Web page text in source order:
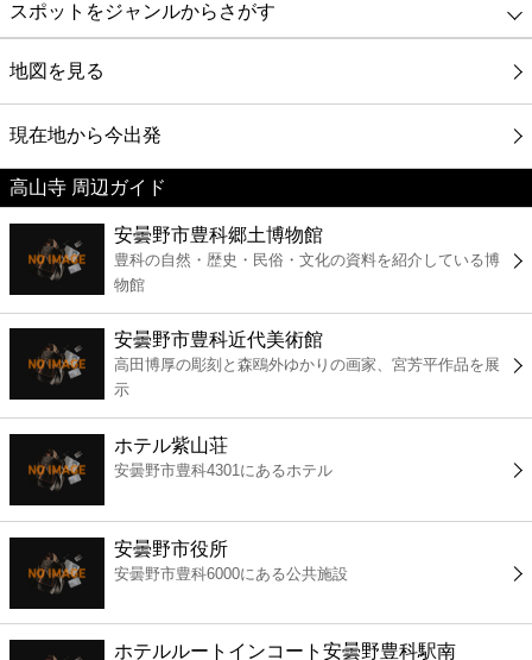
スポットをジャンルからさがす
グルメ
映画
美容
コンビニ
薬局
エンタメ
レジャー
書店
ファミレス
地図を見る
現在地から今出発
高山寺 周辺ガイド
安曇野市豊科郷土博物館
豊科の自然・歴史・民俗・文化の資料を紹介している博
物館
安曇野市豊科近代美術館
高田博厚の彫刻と森鴎外ゆかりの画家、宮芳平作品を展
示
ホテル紫山荘
安曇野市豊科4301にあるホテル
安曇野市役所
安曇野市豊科6000にある公共施設
ホテルルートインコート安曇野豊科駅南